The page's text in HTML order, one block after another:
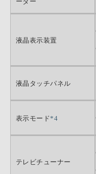
液晶表示装置
液晶タッチパネル
表示モード*4
テレビチューナー